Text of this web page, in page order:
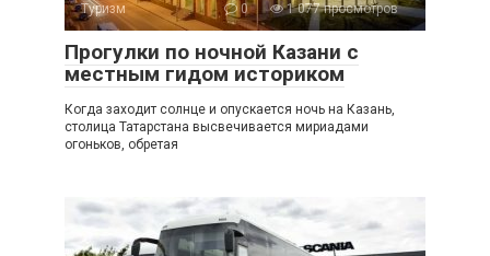
Туризм 0 1 077 просмотров
Прогулки по ночной Казани с
местным гидом историком
Когда заходит солнце и опускается ночь на Казань,
столица Татарстана высвечивается мириадами
огоньков, обретая